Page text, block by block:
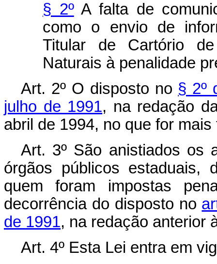
§ 2ºA falta de
como o envio de
Titular de Cartório
Naturais à penalidade
Art. 2º O disposto no § 2º
julho de 1991, na redação
abril de 1994, no que for
Art. 3º São anistiados os
órgãos públicos estaduais,
quem foram impostas
decorrência do disposto no
de 1991, na redação anterior
Art. 4º Esta Lei entra em